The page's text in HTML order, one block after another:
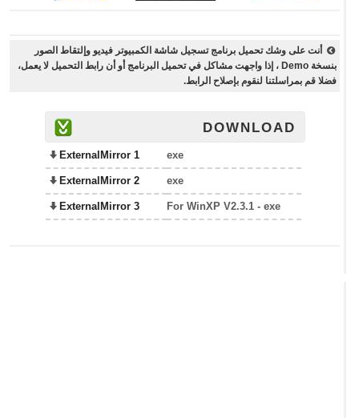
أنت على وشك تحميل برنامج تسجيل شاشة الكمبيوتر فيديو وإلتقاط الصور
بنسخة Demo ، إذا واجهت مشاكل في تحميل البرنامج أو أن رابط التحميل لا يعمل،
فضلا قم بمراسلتنا لنقوم بإصلاح الرابط.
DOWNLOAD
exe
ExternalMirror 1
exe
ExternalMirror 2
For WinXP V2.3.1 - exe
ExternalMirror 3